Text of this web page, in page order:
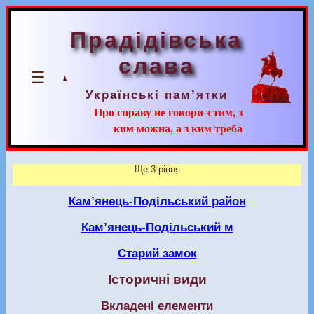
☰
Прадідівська
слава
Українські пам’ятки
Про справу не говори з тим, з
ким можна, а з ким треба
Ще 3 рівня
Кам’янець-Подільський район
Кам’янець-Подільський м
Старий замок
Історичні види
Вкладені елементи